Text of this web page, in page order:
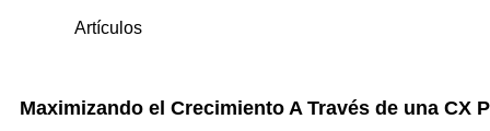
Artículos
Maximizando el Crecimiento A Través de una CX